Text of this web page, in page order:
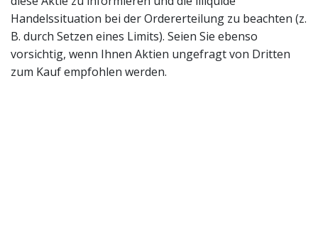
Handelssituation bei der Ordererteilung zu beachten (z.
B. durch Setzen eines Limits). Seien Sie ebenso
vorsichtig, wenn Ihnen Aktien ungefragt von Dritten
zum Kauf empfohlen werden.